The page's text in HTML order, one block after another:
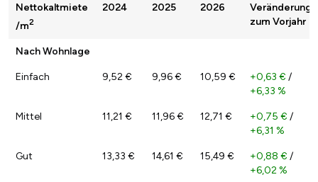
Nettokaltmiete
/m2
2024 2025 2026
Veränderung
zum Vorjahr
Nach Wohnlage
Einfach 9,52 € 9,96 € 10,59 € +0,63 € /
+6,33 %
Mittel 11,21 € 11,96 € 12,71 € +0,75 € /
+6,31 %
Gut 13,33 € 14,61 € 15,49 € +0,88 € /
+6,02 %